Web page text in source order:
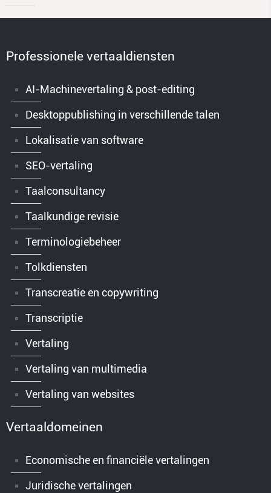
Professionele vertaaldiensten
AI-Machinevertaling & post-editing
Desktoppublishing in verschillende talen
Lokalisatie van software
SEO-vertaling
Taalconsultancy
Taalkundige revisie
Terminologiebeheer
Tolkdiensten
Transcreatie en copywriting
Transcriptie
Vertaling
Vertaling van multimedia
Vertaling van websites
Vertaaldomeinen
Economische en financiële vertalingen
Juridische vertalingen